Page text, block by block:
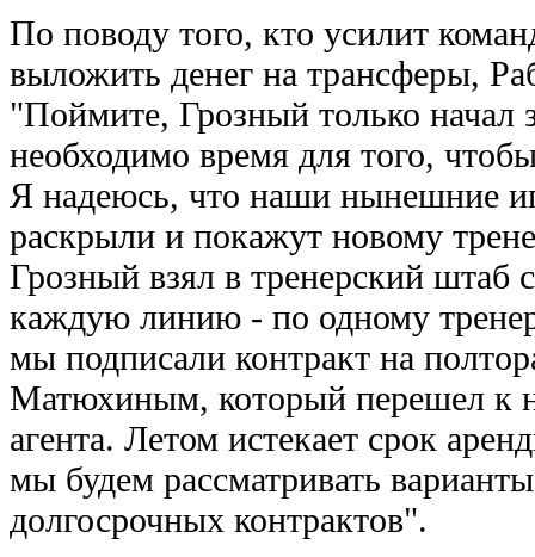
По поводу того, кто усилит
выложить денег на трансферы,
"Поймите, Грозный только начал
необходимо время для того,
Я надеюсь, что наши нынешние
раскрыли и покажут новому
Грозный взял в тренерский штаб
каждую линию - по одному
мы подписали контракт на
Матюхиным, который перешел к
агента. Летом истекает срок
мы будем рассматривать
долгосрочных контрактов".